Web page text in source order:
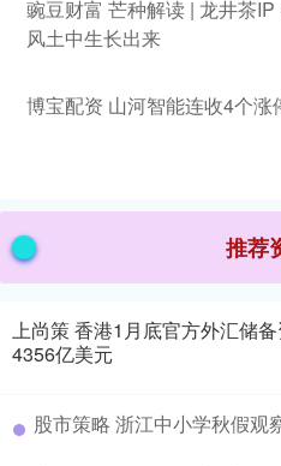
豌豆财富 芒种解读 | 龙井茶
风土中生长出来
博宝配资 山河智能连收4个涨
推荐
上尚策 香港1月底官方外汇储
4356亿美元
股市策略 浙江中小学秋假观